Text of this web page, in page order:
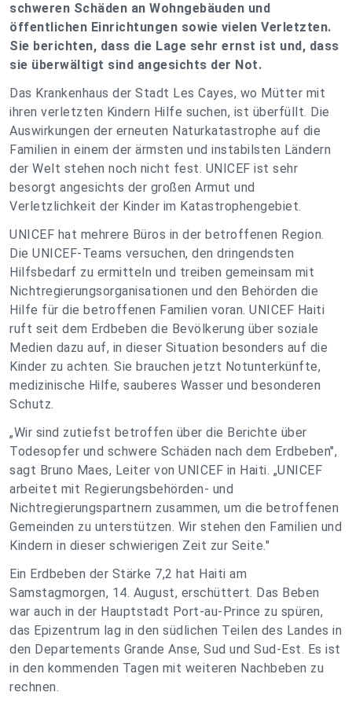
schweren Schäden an Wohngebäuden und
öffentlichen Einrichtungen sowie vielen Verletzten.
Sie berichten, dass die Lage sehr ernst ist und, dass
sie überwältigt sind angesichts der Not.
Das Krankenhaus der Stadt Les Cayes, wo Mütter mit
ihren verletzten Kindern Hilfe suchen, ist überfüllt. Die
Auswirkungen der erneuten Naturkatastrophe auf die
Familien in einem der ärmsten und instabilsten Ländern
der Welt stehen noch nicht fest. UNICEF ist sehr
besorgt angesichts der großen Armut und
Verletzlichkeit der Kinder im Katastrophengebiet.
UNICEF hat mehrere Büros in der betroffenen Region.
Die UNICEF-Teams versuchen, den dringendsten
Hilfsbedarf zu ermitteln und treiben gemeinsam mit
Nichtregierungsorganisationen und den Behörden die
Hilfe für die betroffenen Familien voran. UNICEF Haiti
ruft seit dem Erdbeben die Bevölkerung über soziale
Medien dazu auf, in dieser Situation besonders auf die
Kinder zu achten. Sie brauchen jetzt Notunterkünfte,
medizinische Hilfe, sauberes Wasser und besonderen
Schutz.
„Wir sind zutiefst betroffen über die Berichte über
Todesopfer und schwere Schäden nach dem Erdbeben",
sagt Bruno Maes, Leiter von UNICEF in Haiti. „UNICEF
arbeitet mit Regierungsbehörden- und
Nichtregierungspartnern zusammen, um die betroffenen
Gemeinden zu unterstützen. Wir stehen den Familien und
Kindern in dieser schwierigen Zeit zur Seite."
Ein Erdbeben der Stärke 7,2 hat Haiti am
Samstagmorgen, 14. August, erschüttert. Das Beben
war auch in der Hauptstadt Port-au-Prince zu spüren,
das Epizentrum lag in den südlichen Teilen des Landes in
den Departements Grande Anse, Sud und Sud-Est. Es ist
in den kommenden Tagen mit weiteren Nachbeben zu
rechnen.